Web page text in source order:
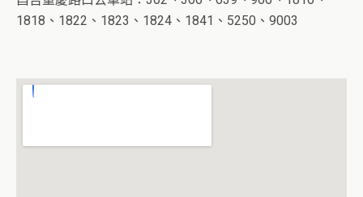
1818、1822、1823、1824、1841、5250、9003